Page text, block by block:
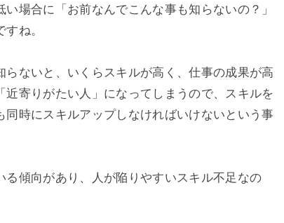
場合に「お前なんでこんな事も知らないの？」
ね。
ないと、いくらスキルが高く、仕事の成果が高
寄りがたい人」になってしまうので、スキルを
時にスキルアップしなければいけないという事
傾向があり、人が陥りやすいスキル不足なの